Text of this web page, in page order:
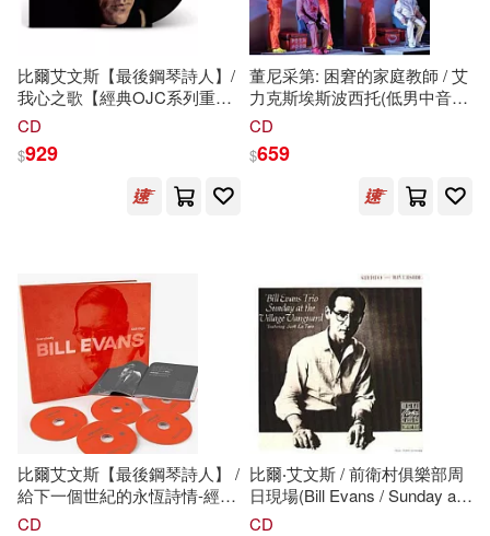
比爾艾文斯【最後鋼琴詩人】/
我心之歌【經典OJC系列重刻
再生】Concord經典重刻-
鑑-4星高評 (LP黑膠唱片)(Bill
Evans Trio / How My Heart
Sings! 【OJC Series/
CD
$929
董尼采第: 困窘的家庭教師 / 艾
力克斯埃斯波西托(低男中音) /
亞歷山德羅科爾貝里(男中音) /
第歌劇院管弦樂團 (2CD)
(Donizetti: L’aio nell’imbarazzo /
Alex Esposito (bass-baritone) /
Orchestra Donizetti Opera
(2CD))
CD
$659
比爾艾文斯【最後鋼琴詩人】 /
給下一個世紀的永恆詩情-經典
無價絕世套裝典藏【48頁典籍
CD
比爾‧艾文斯 / 前衛村俱樂部周
日現場(Bill Evans / Sunday at
the Village Vanguard)
CD